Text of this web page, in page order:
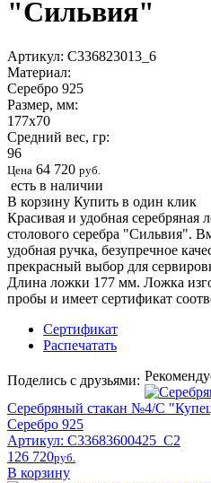
"Сильвия"
Артикул: С336823013_6
Материал:
Серебро 925
Размер, мм:
177х70
Средний вес, гр:
96
Цена 64 720 руб.
есть в наличии
В корзину Купить в один клик
Красивая и удобная серебряная
столового серебра "Сильвия".
удобная ручка, безупречное
прекрасный выбор для
Длина ложки 177 мм. Ложка
пробы и имеет сертификат
Сертификат
Распечатать
Поделись с друзьями:
Серебряный стакан №4/C
Серебро 925
Артикул: С33683600425_С2
126 720pyб.
В корзину